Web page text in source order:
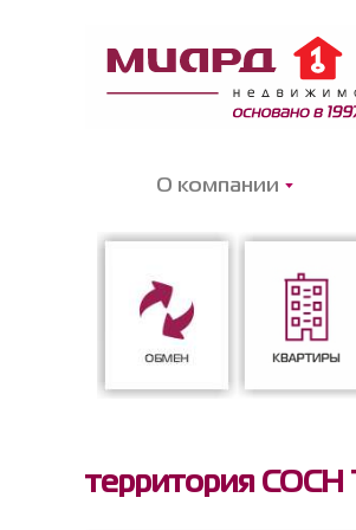
О компании
Обмен Квартиры
территория СОСН